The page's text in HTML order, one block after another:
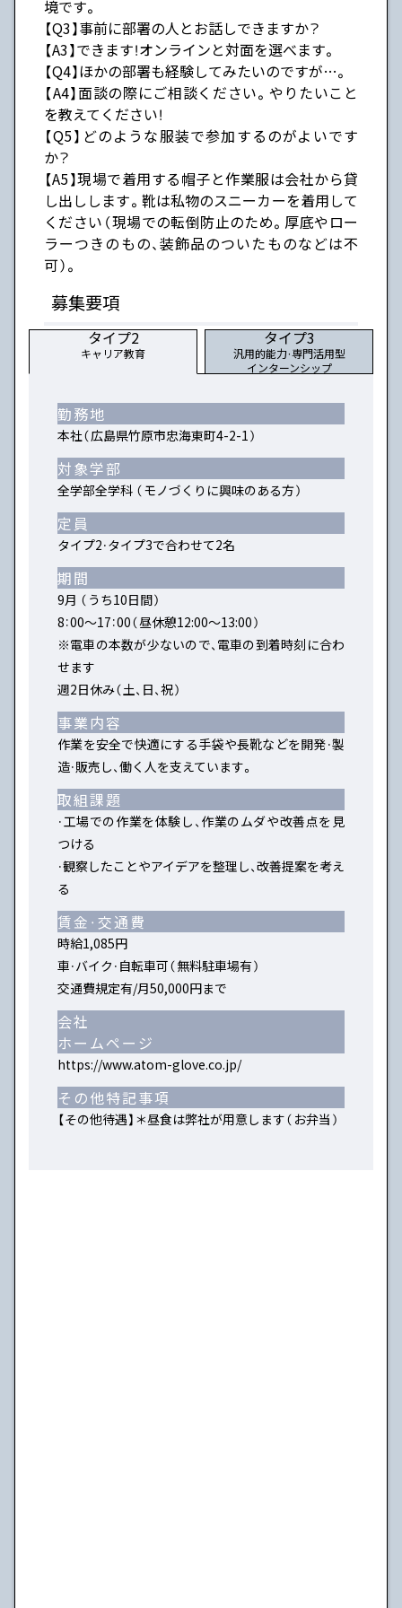
境です。
【Q3】事前に部署の人とお話しできますか？
【A3】できます！オンラインと対面を選べます。
【Q4】ほかの部署も経験してみたいのですが…。
【A4】面談の際にご相談ください。やりたいこと
を教えてください！
【Q5】どのような服装で参加するのがよいです
か？
【A5】現場で着用する帽子と作業服は会社から貸
し出しします。靴は私物のスニーカーを着用して
ください（現場での転倒防止のため。厚底やロー
ラーつきのもの、装飾品のついたものなどは不
可）。
募集要項
タイプ2
キャリア教育
タイプ3
汎用的能力・専門活用型
インターンシップ
勤務地
本社（広島県竹原市忠海東町4-2-1）
対象学部
全学部全学科 （モノづくりに興味のある方）
定員
タイプ2・タイプ3で合わせて2名
期間
9月 （うち10日間）
8：00～17：00（昼休憩12:00～13:00）
※電車の本数が少ないので、電車の到着時刻に合わ
せます
週2日休み（土、日、祝）
事業内容
作業を安全で快適にする手袋や長靴などを開発・製
造・販売し、働く人を支えています。
取組課題
・工場での作業を体験し、作業のムダや改善点を見
つける
・観察したことやアイデアを整理し、改善提案を考え
る
賃金・交通費
時給1,085円
車・バイク・自転車可（無料駐車場有）
交通費規定有/月50,000円まで
会社
ホームページ
https://www.atom-glove.co.jp/
その他特記事項
【その他待遇】＊昼食は弊社が用意します（お弁当）